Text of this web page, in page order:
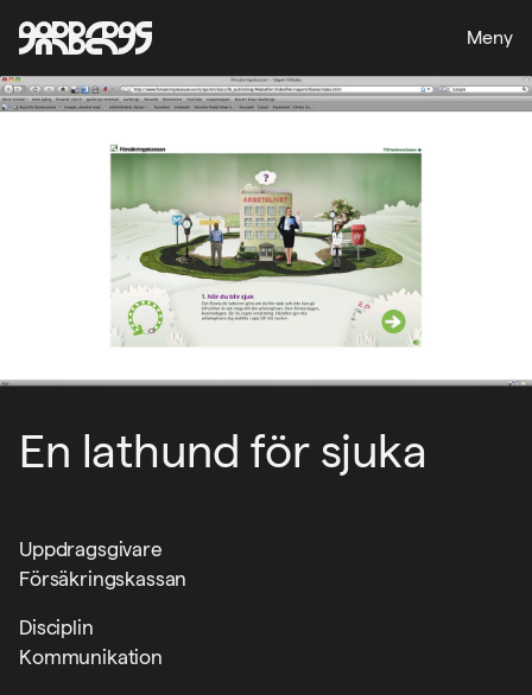
Meny
En lathund för sjuka
Uppdragsgivare
Försäkringskassan
Disciplin
Kommunikation